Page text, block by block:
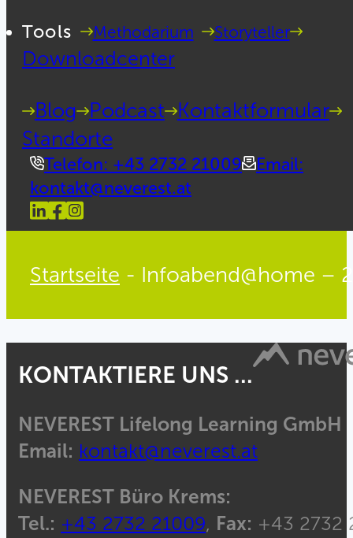
Tools Methodarium Storyteller
Downloadcenter
Blog Podcast Kontaktformular
Standorte
Telefon: +43 2732 21009
Email:
kontakt@neverest.at
Startseite - Infoabend@home –
KONTAKTIERE UNS ...
NEVEREST Lifelong Learning GmbH
Email: kontakt@neverest.at
NEVEREST Büro Krems:
Tel.: +43 2732 21009, Fax: +43 2732